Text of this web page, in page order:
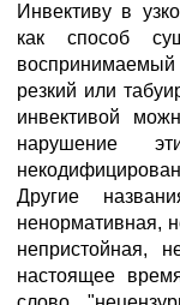
Инвективу в
как способ
воспринимаемый
резкий или
инвективой
нарушение
Другие
ненормативная,
непристойная,
настоящее